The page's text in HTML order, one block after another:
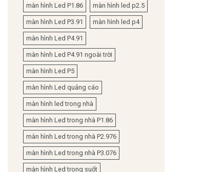
màn hình Led P1.86 màn hình led p2.5
màn hình Led P3.91 màn hình led p4
màn hình Led P4.91
màn hình Led P4.91 ngoài trời
màn hình Led P5
màn hình Led quảng cáo
màn hình led trong nhà
màn hình Led trong nhà P1.86
màn hình Led trong nhà P2.976
màn hình Led trong nhà P3.076
màn hình Led trong suốt